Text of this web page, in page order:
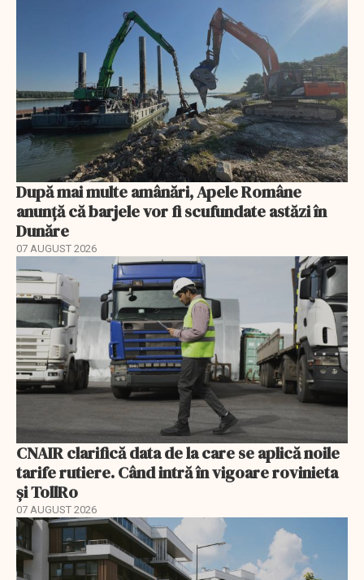
După mai multe amânări, Apele Române
anunță că barjele vor fi scufundate astăzi în
Dunăre
07 AUGUST 2026
CNAIR clarifică data de la care se aplică noile
tarife rutiere. Când intră în vigoare rovinieta
și TollRo
07 AUGUST 2026